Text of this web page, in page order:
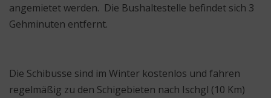
angemietet werden. Die Bushaltestelle befindet sich 3
Gehminuten entfernt.
Die Schibusse sind im Winter kostenlos und fahren
regelmäßig zu den Schigebieten nach Ischgl (10 Km)